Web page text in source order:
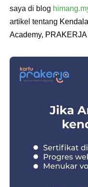
saya di blog
artikel tentang
Academy, PRAKERJA